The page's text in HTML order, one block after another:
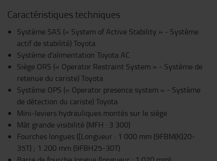
Caractéristiques techniques
Système SAS (« System of Active Stability » - Système
actif de stabilité) Toyota
Système d'alimentation Toyota AC
Siège ORS (« Operator Restraint System » - Système de
retenue du cariste) Toyota
Système OPS (« Operator presence system » - Système
de détection du cariste) Toyota
Mini-leviers hydrauliques montés sur le siège
Mât grande visibilité (MFH : 3 300)
Fourches longues ([Longueur : 1 000 mm (9FBM(K)20-
35T) ; 1 200 mm (9FBH25-30T)